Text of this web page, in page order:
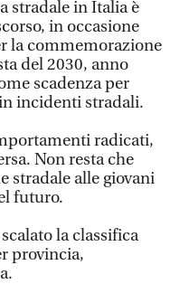
stradale in Italia è
in occasione
la commemorazione
del 2030, anno
scadenza per
incidenti stradali.
radicati,
Non resta che
stradale alle giovani
futuro.
la classifica
provincia,